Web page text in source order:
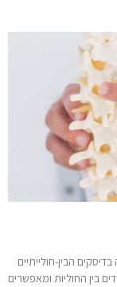
הבין-חולייתיים
בין החוליות ומאפשרים